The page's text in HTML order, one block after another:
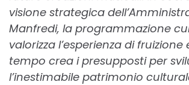
visione strategica
Manfredi, la programmazione
valorizza l’esperienza di fruizione
tempo crea i presupposti per
l’inestimabile patrimonio